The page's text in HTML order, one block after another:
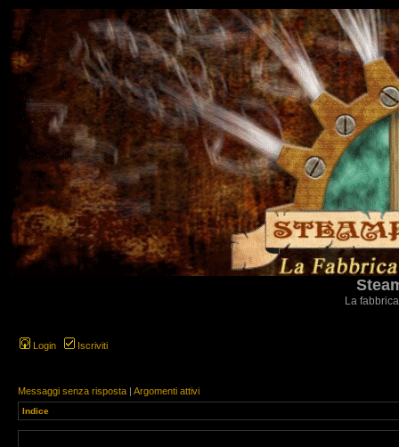
La
Login Iscriviti
Messaggi senza risposta | Argomenti attivi
Indice